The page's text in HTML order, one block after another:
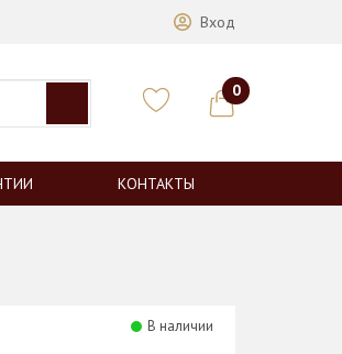
Вход
0
КОНТАКТЫ
В наличии